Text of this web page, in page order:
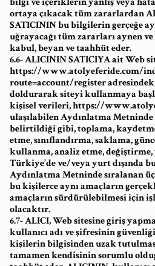
ortaya çıkacak tüm zararlardan
SATICININ bu bilgilerin gerçeğe
uğrayacağı tüm zararları aynen
kabul, beyan ve taahhüt eder.
6.6- ALICININ SATICIYA ait Web
https://www.atolyeferide.com/
route=account/register
doldurarak siteyi kullanmaya
kişisel verileri, https://
ulaşılabilen Aydınlatma
belirtildiği gibi, toplama,
etme, sınıflandırma, saklama,
kullanma, analiz etme, değiştirme,
Türkiye’de ve/veya yurt dışında
Aydınlatma Metninde sıralanan
bu kişilerce aynı amaçların
amaçların sürdürülebilmesi için
olacaktır.
6.7- ALICI, Web sitesine giriş
kullanıcı adı ve şifresinin
kişilerin bilgisinden uzak
tamamen kendisinin sorumlu